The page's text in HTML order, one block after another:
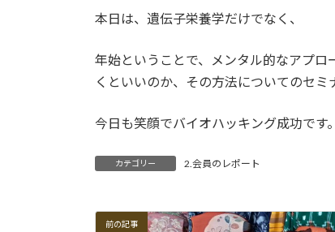
本日は、遺伝子栄養学だけでなく、
年始ということで、メンタル的なアプ
くといいのか、その方法についてのセミ
今日も笑顔でバイオハッキング成功です
カテゴリー 2.会員のレポート
前の記事